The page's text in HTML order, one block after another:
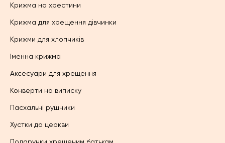
Крижма на хрестини
Крижма для хрещення дівчинки
Крижми для хлопчиків
Іменна крижма
Аксесуари для хрещення
Конверти на виписку
Пасхальні рушники
Хустки до церкви
Подарунки хрещеним батькам